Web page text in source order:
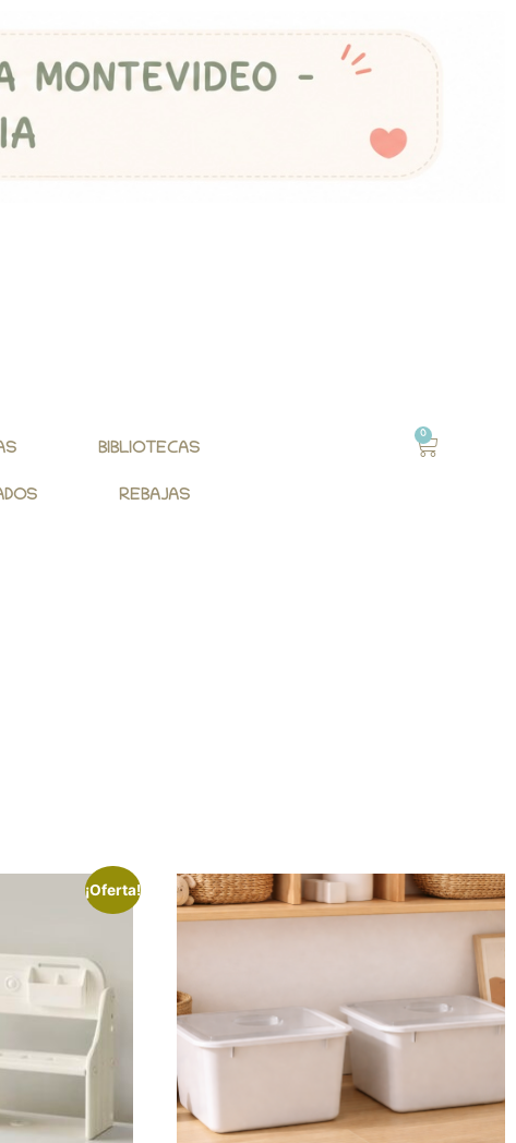
BIBLIOTECAS
REBAJAS
0
¡Oferta!